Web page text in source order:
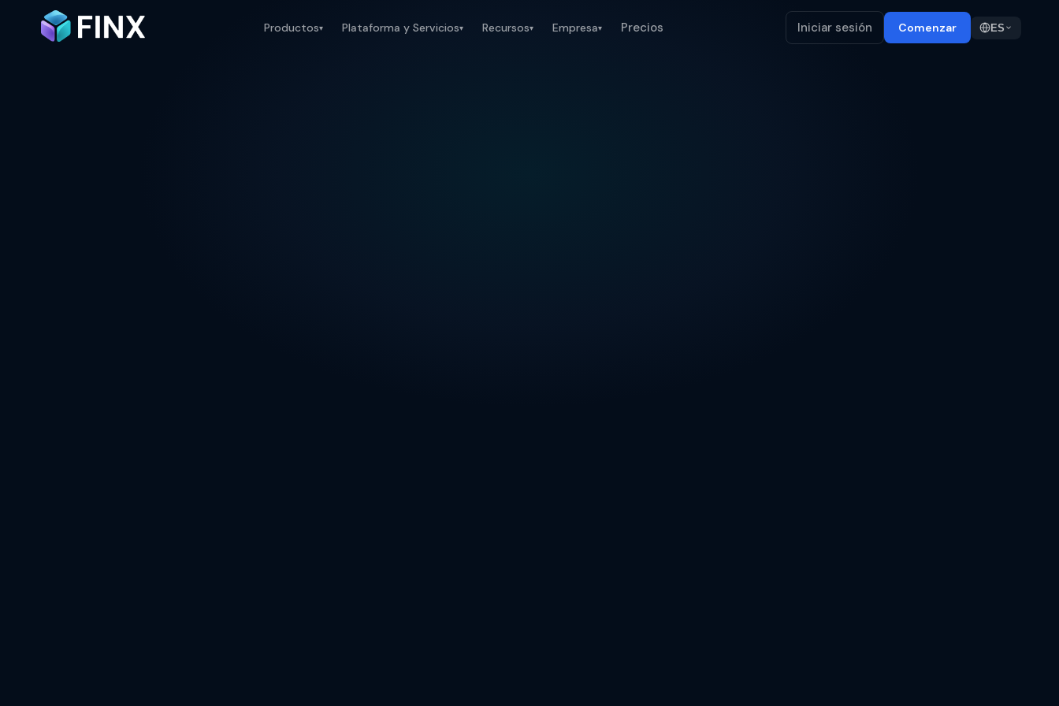
Productos▾ Plataforma y Servicios▾ Recursos▾ Empresa▾ Precios Iniciar sesión Comenzar ES